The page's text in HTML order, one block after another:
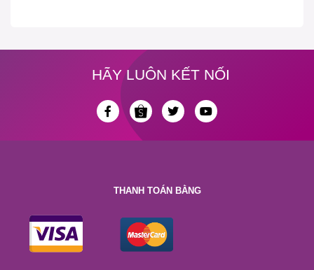
HÃY LUÔN KẾT NỐI
THANH TOÁN BẰNG